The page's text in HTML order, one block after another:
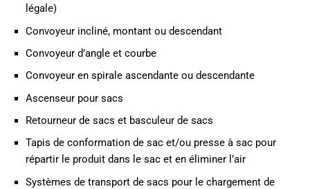
légale)
Convoyeur incliné, montant ou descendant
Convoyeur d’angle et courbe
Convoyeur en spirale ascendante ou descendante
Ascenseur pour sacs
Retourneur de sacs et basculeur de sacs
Tapis de conformation de sac et/ou presse à sac pour
répartir le produit dans le sac et en éliminer l’air
Systèmes de transport de sacs pour le chargement de